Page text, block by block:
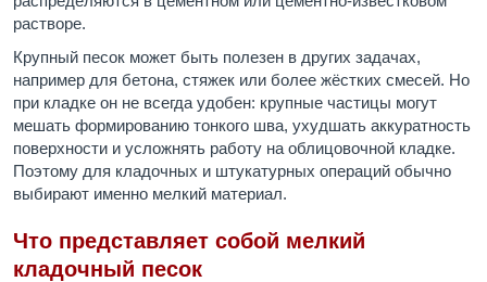
растворе.
Крупный песок может быть полезен в других задачах,
например для бетона, стяжек или более жёстких смесей. Но
при кладке он не всегда удобен: крупные частицы могут
мешать формированию тонкого шва, ухудшать аккуратность
поверхности и усложнять работу на облицовочной кладке.
Поэтому для кладочных и штукатурных операций обычно
выбирают именно мелкий материал.
Что представляет собой мелкий
кладочный песок